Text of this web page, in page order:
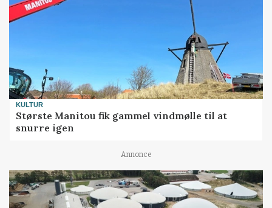
KULTUR
Største Manitou fik gammel vindmølle til at
snurre igen
Annonce